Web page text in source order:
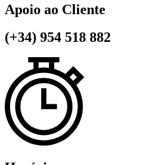
Apoio ao Cliente
(+34) 954 518 882